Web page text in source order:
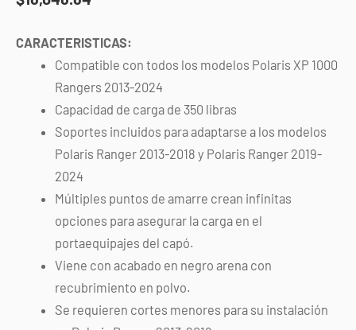
CARACTERISTICAS:
Compatible con todos los modelos Polaris XP 1000
Rangers 2013-2024
Capacidad de carga de 350 libras
Soportes incluidos para adaptarse a los modelos
Polaris Ranger 2013-2018 y Polaris Ranger 2019-
2024
Múltiples puntos de amarre crean infinitas
opciones para asegurar la carga en el
portaequipajes del capó.
Viene con acabado en negro arena con
recubrimiento en polvo.
Se requieren cortes menores para su instalación